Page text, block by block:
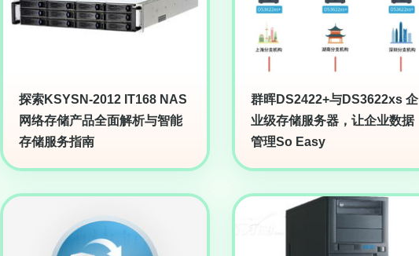
探索KSYSN-2012 IT168 NAS
网络存储产品全面解析与智能
存储服务指南
群晖DS2422+与DS3622xs 企
业级存储服务器，让企业数据
管理So Easy